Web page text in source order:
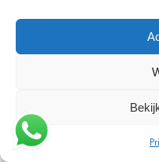
© 2023 , All